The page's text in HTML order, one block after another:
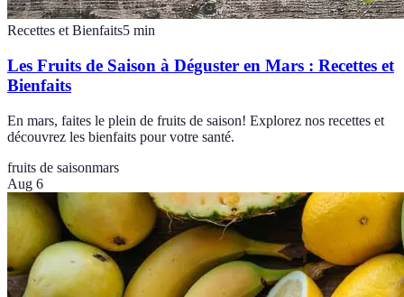
Recettes et Bienfaits5 min
Les Fruits de Saison à Déguster en Mars : Recettes et
Bienfaits
En mars, faites le plein de fruits de saison! Explorez nos recettes et
découvrez les bienfaits pour votre santé.
fruits de saisonmars
Aug 6